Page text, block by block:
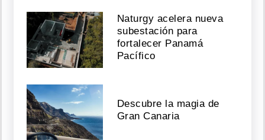
Naturgy acelera nueva
subestación para
fortalecer Panamá
Pacífico
Descubre la magia de
Gran Canaria